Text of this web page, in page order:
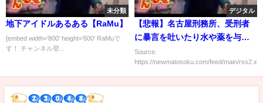
未分類
地下アイドルあるある【RaMu】
[embed width=’800′ height=’600′ RaMuで
す！ チャンネル登...
デジタル
【悲報】名古屋刑務所、受刑者
に暴言を吐いたり水や薬を与え
なかったりやりたい放題で刑務
官7人処分
Source:
https://newmatosoku.com/feed/main/